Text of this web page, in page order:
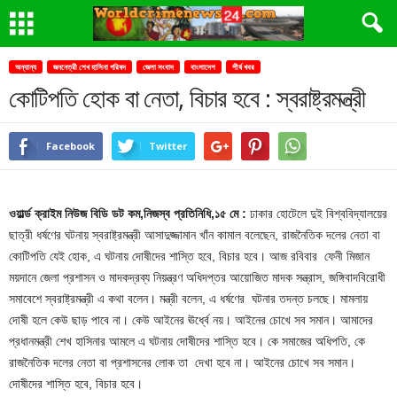
অন্যান্য জননেত্রী শেখ হাসিনা পরিষদ জেলা সংবাদ বাংলাদেশ শীর্ষ খবর
কোটিপতি হোক বা নেতা, বিচার হবে : স্বরাষ্ট্রমন্ত্রী
Facebook Twitter
ওয়ার্ল্ড ক্রাইম নিউজ বিডি ডট কম,নিজস্ব প্রতিনিধি,১৫ মে : ঢাকার হোটেলে দুই বিশ্ববিদ্যালয়ের
ছাত্রী ধর্ষণের ঘটনায় স্বরাষ্ট্রমন্ত্রী আসাদুজ্জামান খাঁন কামাল বলেছেন, রাজনৈতিক দলের নেতা বা
কোটিপতি যেই হোক, এ ঘটনায় দোষীদের শাস্তি হবে, বিচার হবে। আজ রবিবার ফেনী মিজান
ময়দানে জেলা প্রশাসন ও মাদকদ্রব্য নিয়ন্ত্রণ অধিদপ্তর আয়োজিত মাদক সন্ত্রাস, জঙ্গিবাদবিরোধী
সমাবেশে স্বরাষ্ট্রমন্ত্রী এ কথা বলেন। মন্ত্রী বলেন, এ ধর্ষণের ঘটনার তদন্ত চলছে। মামলায়
দোষী হলে কেউ ছাড় পাবে না। কেউ আইনের ঊর্ধ্বে নয়। আইনের চোখে সব সমান। আমাদের
প্রধানমন্ত্রী শেখ হাসিনার আমলে এ ঘটনায় দোষীদের শাস্তি হবে। কে সমাজের অধিপতি, কে
রাজনৈতিক দলের নেতা বা প্রশাসনের লোক তা দেখা হবে না। আইনের চোখে সব সমান।
দোষীদের শাস্তি হবে, বিচার হবে।